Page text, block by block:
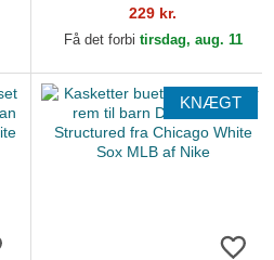
Replica fra Chicago White
Sox MLB af New Era
229 kr.
Få det forbi tirsdag, aug. 11
KNÆGT